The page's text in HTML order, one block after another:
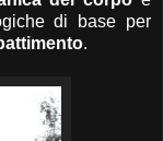
di base per
.